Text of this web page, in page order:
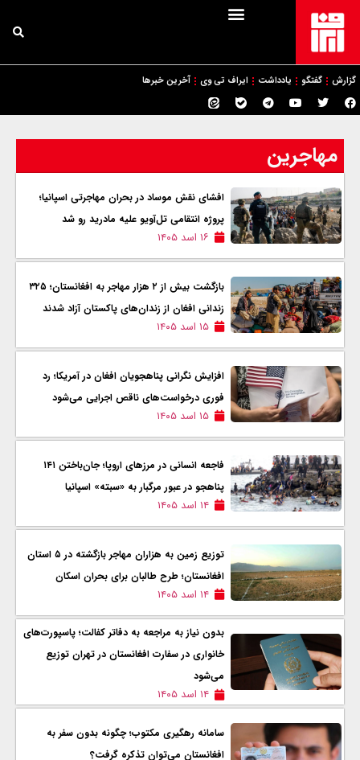
گزارش گفتگو یادداشت ایراف تی وی آخرین خبرها
مهاجرین
افشای نقش موساد در بحران مهاجرتی اسپانیا؛
پروژه انتقامی تل‌آویو علیه مادرید رو شد
۱۶ اسد ۱۴۰۵
بازگشت بیش از ۲ هزار مهاجر به افغانستان؛ ۳۲۵
زندانی افغان از زندان‌های پاکستان آزاد شدند
۱۵ اسد ۱۴۰۵
افزایش نگرانی پناهجویان افغان در آمریکا؛ رد
فوری درخواست‌های ناقص اجرایی می‌شود
۱۵ اسد ۱۴۰۵
فاجعه انسانی در مرزهای اروپا؛ جان‌باختن ۱۴۱
پناهجو در عبور مرگبار به «سبته» اسپانیا
۱۴ اسد ۱۴۰۵
توزیع زمین به هزاران مهاجر بازگشته در ۵ استان
افغانستان؛ طرح طالبان برای بحران اسکان
۱۴ اسد ۱۴۰۵
بدون نیاز به مراجعه به دفاتر کفالت؛ پاسپورت‌های
خانواری در سفارت افغانستان در تهران توزیع
می‌شود
۱۴ اسد ۱۴۰۵
سامانه رهگیری مکتوب؛ چگونه بدون سفر به
افغانستان می‌توان تذکره گرفت؟